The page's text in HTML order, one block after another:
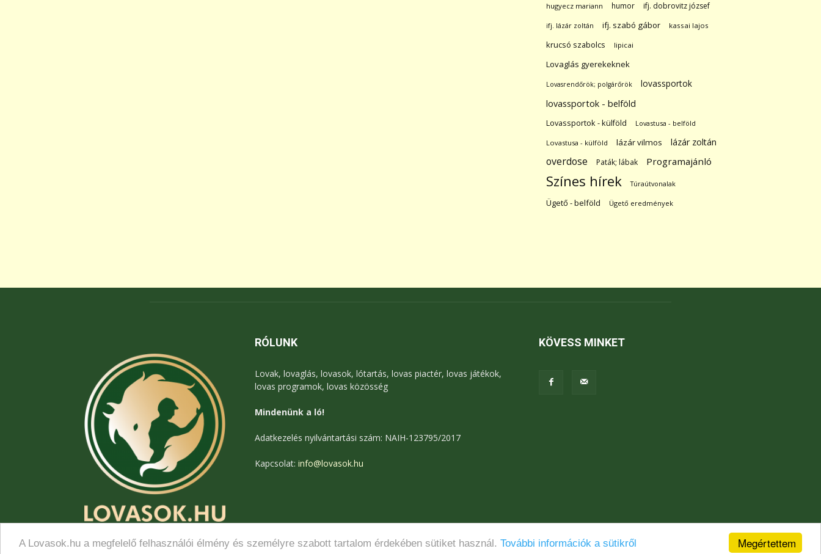
Megértettem
A Lovasok.hu a megfelelő felhasználói élmény és személyre szabott tartalom érdekében sütiket használ. További információk a sütikről
hugyecz mariann humor ifj. dobrovitz józsef
ifj. lázár zoltán ifj. szabó gábor kassai lajos
krucsó szabolcs lipicai
Lovaglás gyerekeknek
Lovasrendőrök; polgárőrök
lovassportok
lovassportok - belföld
Lovassportok - külföld Lovastusa - belföld
Lovastusa - külföld lázár vilmos lázár zoltán
overdose Paták; lábak Programajánló
Színes hírek Túraútvonalak
Ügető - belföld Ügető eredmények
RÓLUNK
Lovak, lovaglás, lovasok, lótartás, lovas piactér, lovas játékok,
lovas programok, lovas közösség
Mindenünk a ló!
Adatkezelés nyilvántartási szám: NAIH-123795/2017
Kapcsolat: info@lovasok.hu
KÖVESS MINKET
Médiaajánlat Adatkezelési tájékoztató Jogi nyilatkozat Kapcsolat
© Lovasok.hu